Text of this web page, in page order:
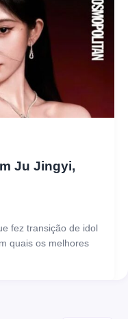
Ju Jingyi,
fez transição de idol
quais os melhores